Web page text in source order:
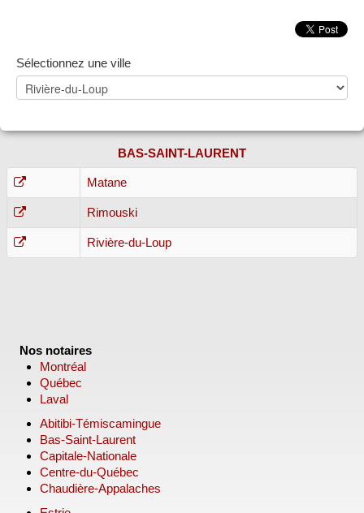
Sélectionnez une ville
BAS-SAINT-LAURENT
Matane
Rimouski
Rivière-du-Loup
Nos notaires
Montréal
Québec
Laval
Abitibi-Témiscamingue
Bas-Saint-Laurent
Capitale-Nationale
Centre-du-Québec
Chaudière-Appalaches